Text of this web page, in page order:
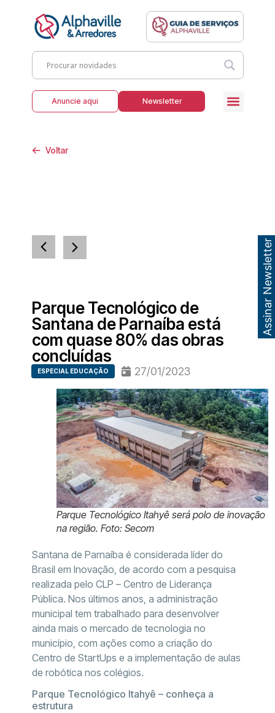
Anuncie aqui Newsletter
Voltar
Parque Tecnológico de
Santana de Parnaíba está
com quase 80% das obras
concluídas
ESPECIAL EDUCAÇÃO 27/01/2023
Parque Tecnológico Itahyê será polo de inovação
na região. Foto: Secom
Santana de Parnaíba é considerada líder do
Brasil em Inovação, de acordo com a pesquisa
realizada pelo CLP – Centro de Liderança
Pública. Nos últimos anos, a administração
municipal tem trabalhado para desenvolver
ainda mais o mercado de tecnologia no
município, com ações como a criação do
Centro de StartUps e a implementação de aulas
de robótica nos colégios.
Parque Tecnológico Itahyê – conheça a
estrutura
Assinar Newsletter